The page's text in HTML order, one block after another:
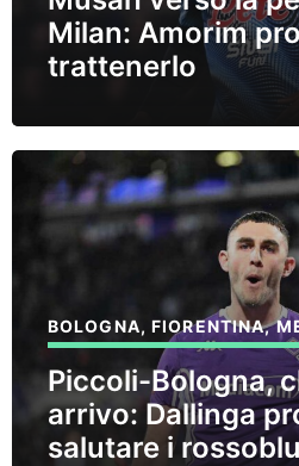
Milan: Amorim
trattenerlo
BOLOGNA,FIORENTINA,
Piccoli-Bologna,
arrivo: Dallinga
salutare i rossoblu